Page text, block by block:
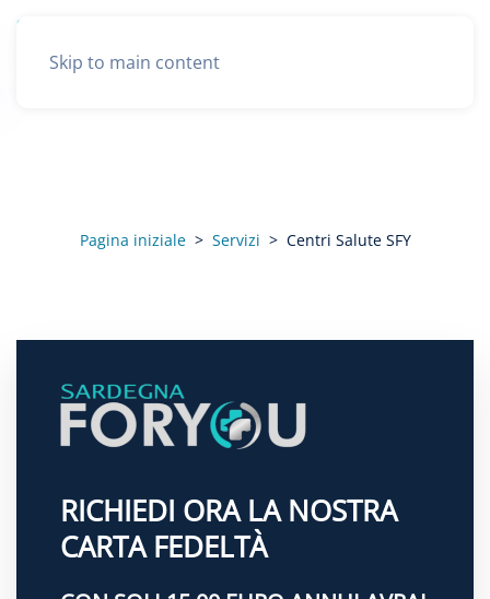
Skip to main content
Pagina iniziale Servizi Centri Salute SFY
RICHIEDI ORA LA NOSTRA
CARTA FEDELTÀ